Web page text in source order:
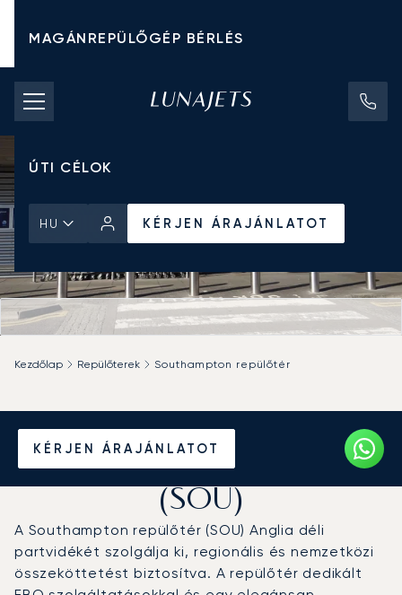
MAGÁNREPÜLŐGÉP BÉRLÉS
CHARTER ÁRAK
MAGÁNREPÜLŐGÉPEK
ÚTI CÉLOK
HU KÉRJEN ÁRAJÁNLATOT
KÉRJEN ÁRAJÁNLATOT
Kezdőlap Repülőterek Southampton repülőtér
Magánrepülőgép bérlése a
Southampton repülőtérre
(SOU)
A Southampton repülőtér (SOU) Anglia déli
partvidékét szolgálja ki, regionális és nemzetközi
összeköttetést biztosítva. A repülőtér dedikált